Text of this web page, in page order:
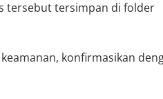
tersebut tersimpan di folder
konfirmasikan